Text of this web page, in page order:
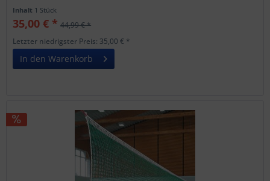
Inhalt 1 Stück
35,00 € * 44,99 € *
Letzter niedrigster Preis: 35,00 € *
In den Warenkorb